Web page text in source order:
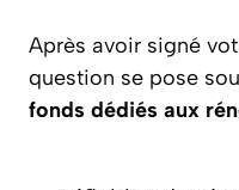
Après avoir signé
question se pose
fonds dédiés aux